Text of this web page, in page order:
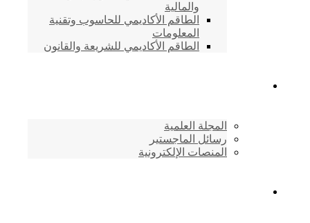
الطاقم الأكاديمي للحاسوب وتقنية
المعلومات
الطاقم الأكاديمي للشريعة والقانون
دراسات وابحاث
المجلة العلمية
رسائل الماجستير
المنصات الإلكترونية
شئون الطلاب